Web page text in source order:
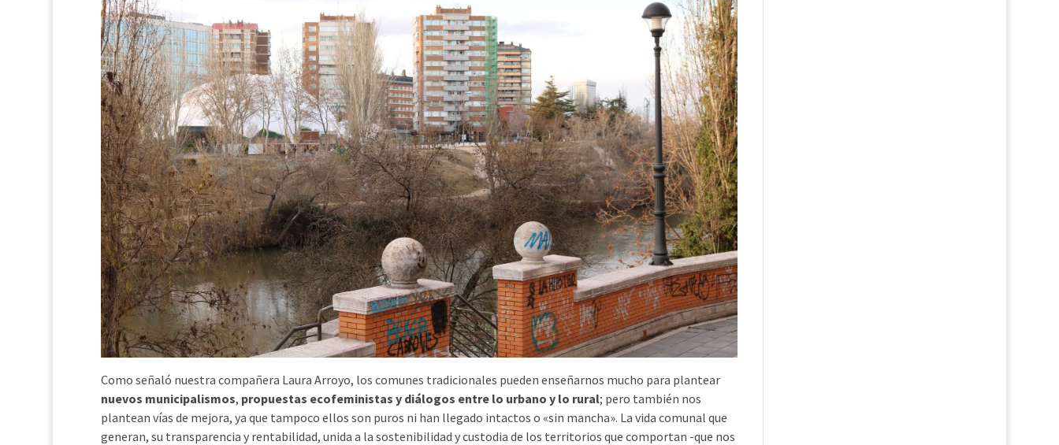
Como señaló nuestra compañera Laura Arroyo, los comunes tradicionales pueden enseñarnos mucho para plantear
nuevos municipalismos, propuestas ecofeministas y diálogos entre lo urbano y lo rural; pero también nos
plantean vías de mejora, ya que tampoco ellos son puros ni han llegado intactos o «sin mancha». La vida comunal que
generan, su transparencia y rentabilidad, unida a la sostenibilidad y custodia de los territorios que comportan -que nos